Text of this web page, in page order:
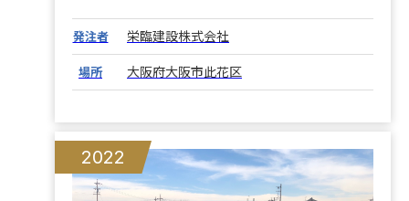
発注者 栄臨建設株式会社
場所 大阪府大阪市此花区
2022